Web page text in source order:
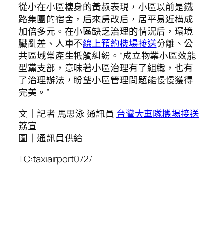
從小在小區棲身的黃叔表現，小區以前是鐵
路集團的宿舍，后來房改后，居平易近構成
加倍多元。在小區缺乏治理的情況后，環境
臟亂差、人車不線上預約機場接送分離、公
共區域常產生牴觸糾紛。“成立物業小區效能
型黨支部，意味著小區治理有了組織，也有
了治理辦法，盼望小區管理問題能慢慢獲得
完美。”
文｜記者 馬思泳 通訊員 台灣大車隊機場接送
荔宣
圖｜通訊員供給
TC:taxiairport0727